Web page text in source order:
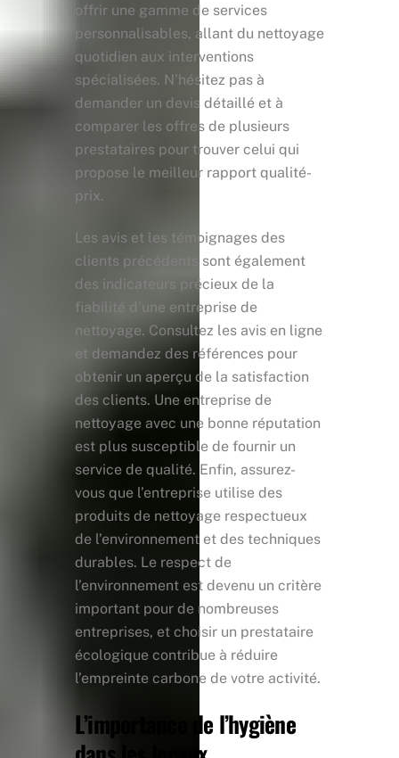
offrir une gamme de services
personnalisables, allant du nettoyage
quotidien aux interventions
spécialisées. N’hésitez pas à
demander un devis détaillé et à
comparer les offres de plusieurs
prestataires pour trouver celui qui
propose le meilleur rapport qualité-
prix.
Les avis et les témoignages des
clients précédents sont également
des indicateurs précieux de la
fiabilité d’une entreprise de
nettoyage. Consultez les avis en ligne
et demandez des références pour
obtenir un aperçu de la satisfaction
des clients. Une entreprise de
nettoyage avec une bonne réputation
est plus susceptible de fournir un
service de qualité. Enfin, assurez-
vous que l’entreprise utilise des
produits de nettoyage respectueux
de l’environnement et des techniques
durables. Le respect de
l’environnement est devenu un critère
important pour de nombreuses
entreprises, et choisir un prestataire
écologique contribue à réduire
l’empreinte carbone de votre activité.
L’importance de l’hygiène